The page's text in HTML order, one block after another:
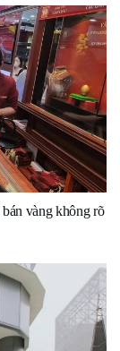
vàng không rõ